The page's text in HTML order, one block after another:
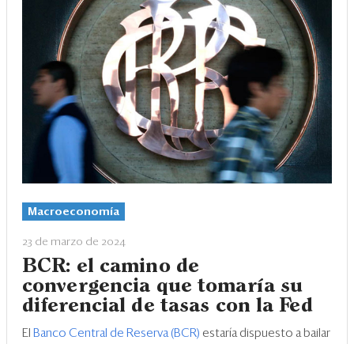
Macroeconomía
23 de marzo de 2024
BCR: el camino de
convergencia que tomaría su
diferencial de tasas con la Fed
El Banco Central de Reserva (BCR) estaría dispuesto a bailar